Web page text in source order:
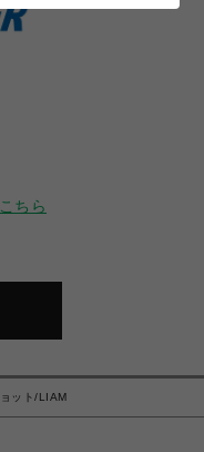
こちら
ット/LIAM